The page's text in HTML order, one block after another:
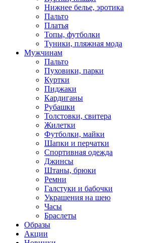
Нижнее белье, эротика
Пальто
Платья
Топы, футболки
Туники, пляжная мода
Мужчинам
Пальто
Пуховики, парки
Куртки
Пиджаки
Кардиганы
Рубашки
Толстовки, свитера
Жилетки
Футболки, майки
Шапки и перчатки
Спортивная одежда
Джинсы
Штаны, брюки
Ремни
Галстуки и бабочки
Украшения на шею
Часы
Браслеты
Образы
Акции